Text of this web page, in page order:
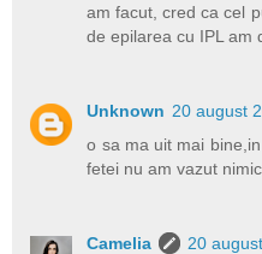
am facut, cred ca cel
de epilarea cu IPL am
Unknown 20 august
o sa ma uit mai
fetei nu am vazut
Camelia
20